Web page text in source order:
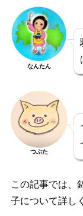
なんたん
つぶた
この記事では、
子について詳し